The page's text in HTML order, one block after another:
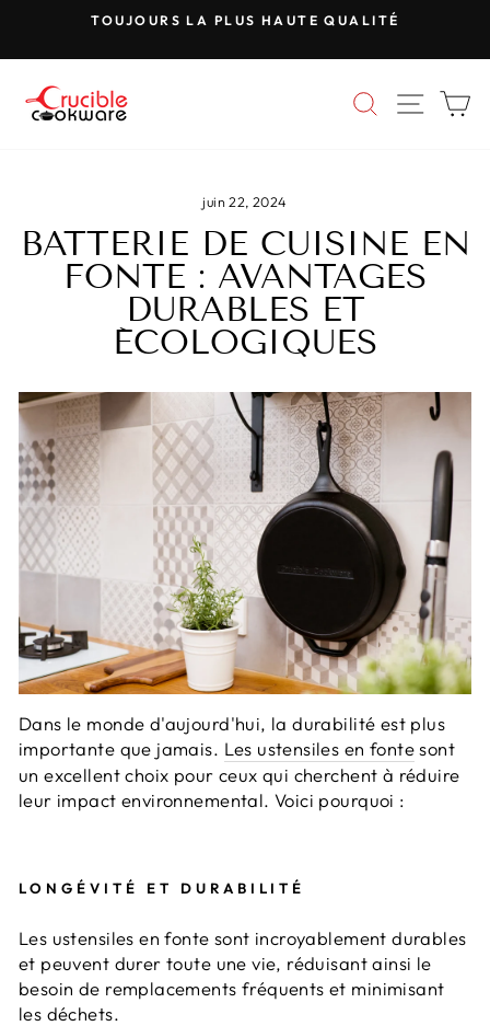
contenu
TOUJOURS LA PLUS HAUTE QUALITÉ
juin 22, 2024
BATTERIE DE CUISINE EN
FONTE : AVANTAGES
DURABLES ET
ÉCOLOGIQUES
Dans le monde d'aujourd'hui, la durabilité est plus
importante que jamais. Les ustensiles en fontesont
un excellent choix pour ceux qui cherchent à réduire
leur impact environnemental. Voici pourquoi :
LONGÉVITÉ ET DURABILITÉ
Les ustensiles en fonte sont incroyablement durables
et peuvent durer toute une vie, réduisant ainsi le
besoin de remplacements fréquents et minimisant
les déchets.